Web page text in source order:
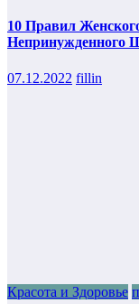
10 Правил
Непринужденного
07.12.2022 fillin
Красота и Здоровье